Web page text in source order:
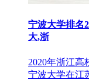
宁波大学排名
大,浙
2020年浙江高
宁波大学在江